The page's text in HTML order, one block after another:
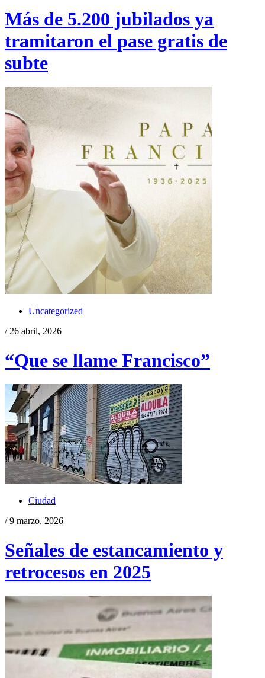
Más de 5.200 jubilados ya
tramitaron el pase gratis de
subte
Uncategorized
/ 26 abril, 2026
“Que se llame Francisco”
Ciudad
/ 9 marzo, 2026
Señales de estancamiento y
retrocesos en 2025